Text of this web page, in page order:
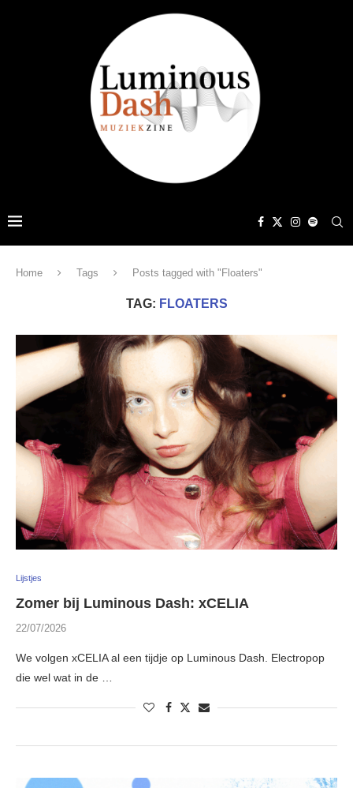
Home Tags Posts tagged with "Floaters"
TAG: FLOATERS
Lijstjes
Zomer bij Luminous Dash: xCELIA
22/07/2026
We volgen xCELIA al een tijdje op Luminous Dash. Electropop
die wel wat in de …